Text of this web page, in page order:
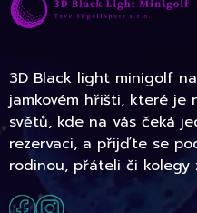
3D Black light minigolf
jamkovém hřišti, které je
světů, kde na vás čeká
rezervaci, a přijďte se
rodinou, přáteli či kolegy